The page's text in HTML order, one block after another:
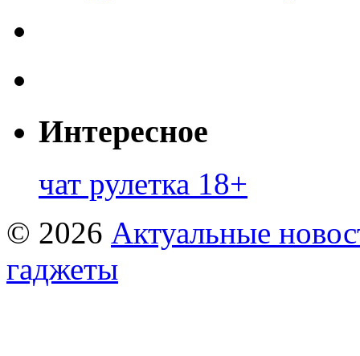
Интересное
чат рулетка 18+
© 2026 Актуальные
гаджеты